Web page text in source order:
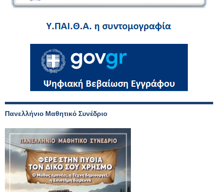
Πανελλήνιο Μαθητικό Συνέδριο